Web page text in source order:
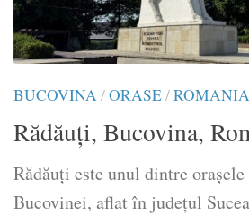
BUCOVINA/ORASE/ROMANIA
Rădăuți, Bucovina,
Rădăuți este unul dintre
Bucovinei, aflat în județul